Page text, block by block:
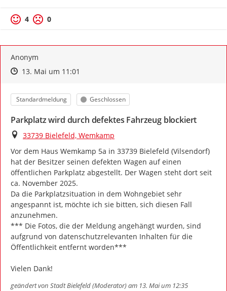
4 0
Anonym
Zeitpunkt des Erstellens
Zeitpunkt des Erstellens
13. Mai um 11:01
Kategorie
Standardmeldung Status
Geschlossen
Parkplatz wird durch defektes Fahrzeug blockiert
Ort
33739 Bielefeld, Wemkamp
Vor dem Haus Wemkamp 5a in 33739 Bielefeld (Vilsendorf)
hat der Besitzer seinen defekten Wagen auf einen
öffentlichen Parkplatz abgestellt. Der Wagen steht dort seit
ca. November 2025.
Da die Parkplatzsituation in dem Wohngebiet sehr
angespannt ist, möchte ich sie bitten, sich diesen Fall
anzunehmen.
*** Die Fotos, die der Meldung angehängt wurden, sind
aufgrund von datenschutzrelevanten Inhalten für die
Öffentlichkeit entfernt worden***
Vielen Dank!
geändert von Stadt Bielefeld (Moderator)am 13. Mai um 12:35